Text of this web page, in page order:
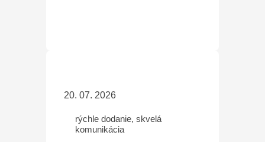
20. 07. 2026
rýchle dodanie, skvelá
komunikácia